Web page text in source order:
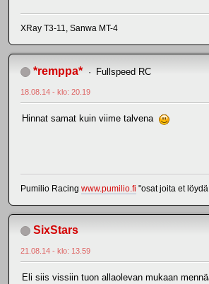
XRay T3-11, Sanwa MT-4
*remppa* Fullspeed RC
18.08.14 - klo: 20.19
Hinnat samat kuin viime talvena
Pumilio Racing www.pumilio.fi "osat joita et
SixStars
21.08.14 - klo: 13.59
Eli siis vissiin tuon allaolevan mukaan